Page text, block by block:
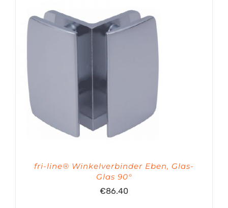
fri-line® Winkelverbinder Eben, Glas-
Glas 90°
€86.40